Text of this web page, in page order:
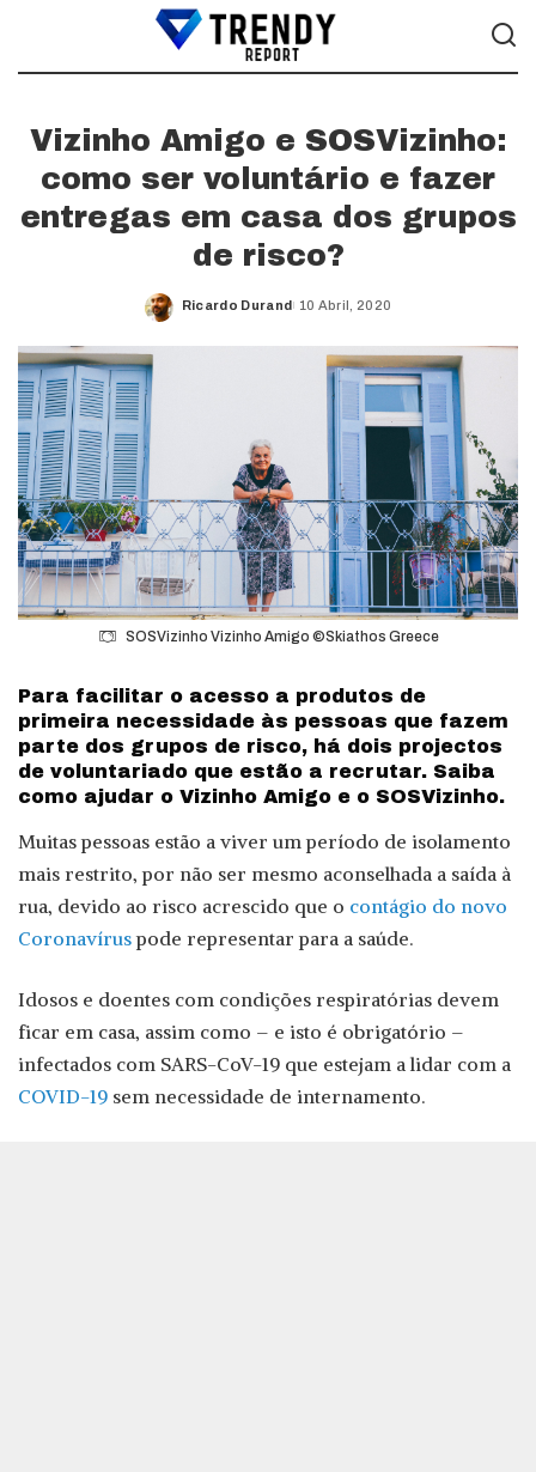
Vizinho Amigo e SOSVizinho:
como ser voluntário e fazer
entregas em casa dos grupos
de risco?
Posted
Ricardo Durand 10 Abril, 2020
SOSVizinho Vizinho Amigo ©Skiathos Greece
Para facilitar o acesso a produtos de
primeira necessidade às pessoas que fazem
parte dos grupos de risco, há dois projectos
de voluntariado que estão a recrutar. Saiba
como ajudar o Vizinho Amigo e o SOSVizinho.
Muitas pessoas estão a viver um período de isolamento
mais restrito, por não ser mesmo aconselhada a saída à
rua, devido ao risco acrescido que o contágio do novo
Coronavíruspode representar para a saúde.
Idosos e doentes com condições respiratórias devem
ficar em casa, assim como – e isto é obrigatório –
infectados com SARS-CoV-19 que estejam a lidar com a
COVID-19 sem necessidade de internamento.